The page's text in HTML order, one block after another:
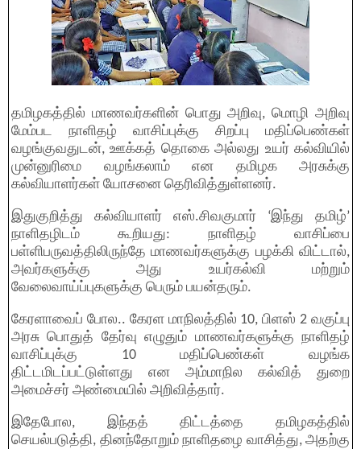
தமிழகத்தில் மாணவர்களின் பொது அறிவு, மொழி அறிவு
மேம்பட நாளிதழ் வாசிப்புக்கு சிறப்பு மதிப்பெண்கள்
வழங்குவதுடன், ஊக்கத் தொகை அல்லது உயர் கல்வியில்
முன்னுரிமை வழங்கலாம் என தமிழக அரசுக்கு
கல்வியாளர்கள் யோசனை தெரிவித்துள்ளனர்.
இதுகுறித்து கல்வியாளர் எஸ்.சிவகுமார் ‘இந்து தமிழ்’
நாளிதழிடம் கூறியது: நாளிதழ் வாசிப்பை
பள்ளிபருவத்திலிருந்தே மாணவர்களுக்கு பழக்கி விட்டால்,
அவர்களுக்கு அது உயர்கல்வி மற்றும்
வேலைவாய்ப்புகளுக்கு பெரும் பயன்தரும்.
கேரளாவைப் போல.. கேரள மாநிலத்தில் 10, பிளஸ் 2 வகுப்பு
அரசு பொதுத் தேர்வு எழுதும் மாணவர்களுக்கு நாளிதழ்
வாசிப்புக்கு 10 மதிப்பெண்கள் வழங்க
திட்டமிடப்பட்டுள்ளது என அம்மாநில கல்வித் துறை
அமைச்சர் அண்மையில் அறிவித்தார்.
இதேபோல, இந்தத் திட்டத்தை தமிழகத்தில்
செயல்படுத்தி, தினந்தோறும் நாளிதழை வாசித்து, அதற்கு